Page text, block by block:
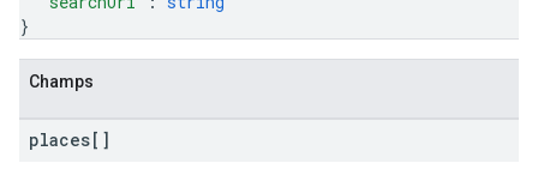
}
Champs
places[]